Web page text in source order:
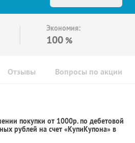
Экономия:
100 %
Отзывы Вопросы по акции
покупки от 1000р. по дебетовой
рублей на счет «КупиКупона» в